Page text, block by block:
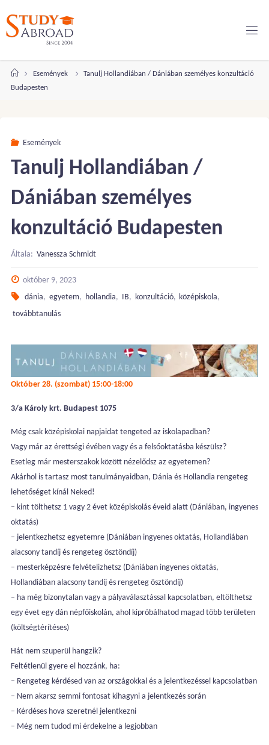
tartalomhoz
KezdőlapEsemények
Tanulj Hollandiában / Dániában személyes konzultáció
Budapesten
Események
Tanulj Hollandiában /
Dániában személyes
konzultáció Budapesten
Általa: Vanessza Schmidt
október 9, 2023
dánia, egyetem, hollandia, IB, konzultáció, középiskola,
továbbtanulás
Október 28. (szombat) 15:00-18:00
3/a Károly krt. Budapest 1075
Még csak középiskolai napjaidat tengeted az iskolapadban?
Vagy már az érettségi évében vagy és a felsőoktatásba készülsz?
Esetleg már mesterszakok között nézelődsz az egyetemen?
Akárhol is tartasz most tanulmányaidban, Dánia és Hollandia rengeteg
lehetőséget kínál Neked!
– kint tölthetsz 1 vagy 2 évet középiskolás éveid alatt (Dániában, ingyenes
oktatás)
– jelentkezhetsz egyetemre (Dániában ingyenes oktatás, Hollandiában
alacsony tandíj és rengeteg ösztöndíj)
– mesterképzésre felvételizhetsz (Dániában ingyenes oktatás,
Hollandiában alacsony tandíj és rengeteg ösztöndíj)
– ha még bizonytalan vagy a pályaválasztással kapcsolatban, eltölthetsz
egy évet egy dán népfőiskolán, ahol kipróbálhatod magad több területen
(költségtérítéses)
Hát nem szuperül hangzik?
Feltétlenül gyere el hozzánk, ha:
– Rengeteg kérdésed van az országokkal és a jelentkezéssel kapcsolatban
– Nem akarsz semmi fontosat kihagyni a jelentkezés során
– Kérdéses hova szeretnél jelentkezni
– Még nem tudod mi érdekelne a legjobban